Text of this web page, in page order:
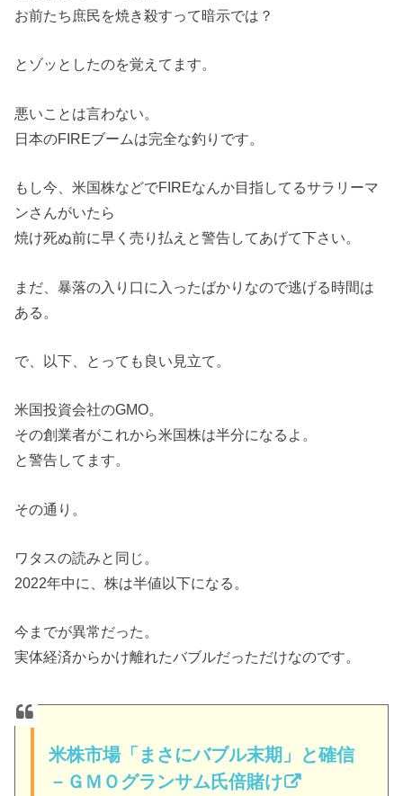
お前たち庶民を焼き殺すって暗示では？
とゾッとしたのを覚えてます。
悪いことは言わない。
日本のFIREブームは完全な釣りです。
もし今、米国株などでFIREなんか目指してるサラリーマ
ンさんがいたら
焼け死ぬ前に早く売り払えと警告してあげて下さい。
まだ、暴落の入り口に入ったばかりなので逃げる時間は
ある。
で、以下、とっても良い見立て。
米国投資会社のGMO。
その創業者がこれから米国株は半分になるよ。
と警告してます。
その通り。
ワタスの読みと同じ。
2022年中に、株は半値以下になる。
今までが異常だった。
実体経済からかけ離れたバブルだっただけなのです。
米株市場「まさにバブル末期」と確信
－ＧＭＯグランサム氏倍賭け